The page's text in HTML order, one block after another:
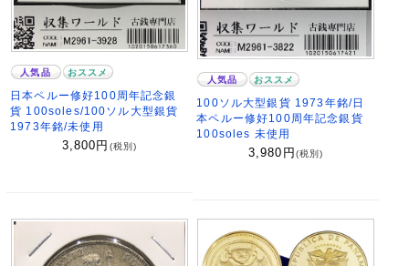
人気品 おススメ
日本ペルー修好100周年記念銀
貨 100soles/100ソル大型銀貨
1973年銘/未使用
3,800 円 (税別)
人気品 おススメ
100ソル大型銀貨 1973年銘/日
本ペルー修好100周年記念銀貨
100soles 未使用
3,980 円 (税別)